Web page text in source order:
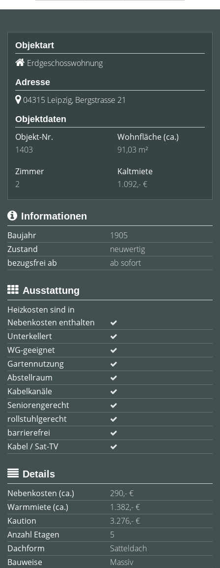
Objektart
Erdgeschosswohnung
Adresse
04315 Leipzig, Bergstrasse 21
Objektdaten
Objekt-Nr.
1403
Wohnfläche(ca.)
91,03 m²
Zimmer
2
Kaltmiete
1.092,- €
Informationen
Baujahr
1905
Zustand
neuwertig
bezugsfrei ab
ab sofort
Ausstattung
Heizkosten sind in
Nebenkosten enthalten
Unterkellert
WG-geeignet
Gartennutzung
Abstellraum
Kabelkanäle
Seniorengerecht
rollstuhlgerecht
barrierefrei
Kabel / Sat-TV
Details
Nebenkosten (ca.)
290,- €
Warmmiete (ca.)
1.382,- €
Kaution
3.276,- €
Anzahl Etagen
5
Dachform
Satteldach
Bauweise
Massiv